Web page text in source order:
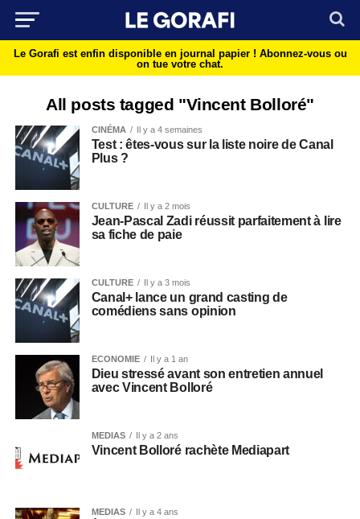
Le Gorafi est enfin disponible en journal papier ! Abonnez-vous ou
on tue votre chat.
All posts tagged "Vincent Bolloré"
CINÉMA Il y a 4 semaines
Test : êtes-vous sur la liste noire de Canal
Plus ?
CULTURE Il y a 2 mois
Jean-Pascal Zadi réussit parfaitement à lire
sa fiche de paie
CULTURE Il y a 3 mois
Canal+ lance un grand casting de
comédiens sans opinion
ECONOMIE Il y a 1 an
Dieu stressé avant son entretien annuel
avec Vincent Bolloré
MEDIAS Il y a 2 ans
Vincent Bolloré rachète Mediapart
MEDIAS Il y a 4 ans